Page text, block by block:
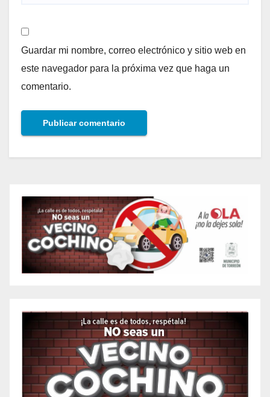
Guardar mi nombre, correo electrónico y sitio web en
este navegador para la próxima vez que haga un
comentario.